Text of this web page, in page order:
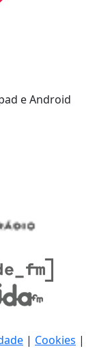
e Android
| Cookies |